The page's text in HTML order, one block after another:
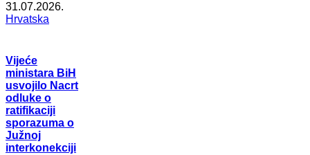
31.07.2026.
Hrvatska
Vijeće
ministara BiH
usvojilo Nacrt
odluke o
ratifikaciji
sporazuma o
Južnoj
interkonekciji